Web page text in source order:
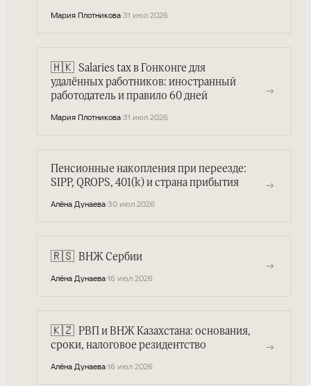
Мария Плотникова·31 июл 2026
🇭🇰 Salaries tax в Гонконге для
удалённых работников: иностранный
работодатель и правило 60 дней
Мария Плотникова·31 июл 2026
→
Пенсионные накопления при переезде:
SIPP, QROPS, 401(k) и страна прибытия
Алёна Дунаева·30 июл 2026
→
🇷🇸 ВНЖ Сербии
Алёна Дунаева·16 июл 2026
→
🇰🇿 РВП и ВНЖ Казахстана: основания,
сроки, налоговое резидентство
Алёна Дунаева·16 июл 2026
→